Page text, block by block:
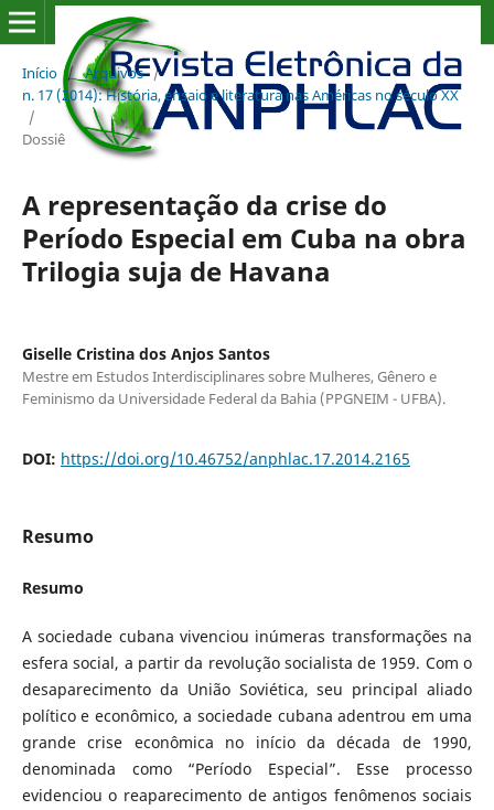
Início / Arquivos /
n. 17 (2014): História, ensaio e literatura nas Américas no século XX
/
Dossiê
A representação da crise do
Período Especial em Cuba na obra
Trilogia suja de Havana
Giselle Cristina dos Anjos Santos
Mestre em Estudos Interdisciplinares sobre Mulheres, Gênero e
Feminismo da Universidade Federal da Bahia (PPGNEIM - UFBA).
DOI: https://doi.org/10.46752/anphlac.17.2014.2165
Resumo
Resumo
A sociedade cubana vivenciou inúmeras transformações na
esfera social, a partir da revolução socialista de 1959. Com o
desaparecimento da União Soviética, seu principal aliado
político e econômico, a sociedade cubana adentrou em uma
grande crise econômica no início da década de 1990,
denominada como “Período Especial”. Esse processo
evidenciou o reaparecimento de antigos fenômenos sociais